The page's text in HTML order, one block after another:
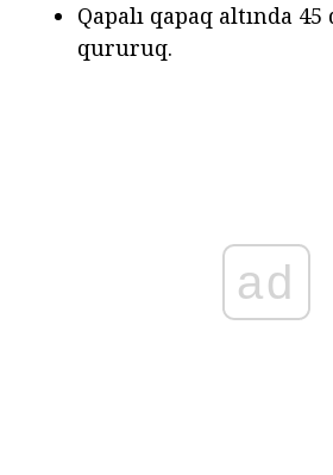
Qapalı qapaq altında
qururuq.
ad